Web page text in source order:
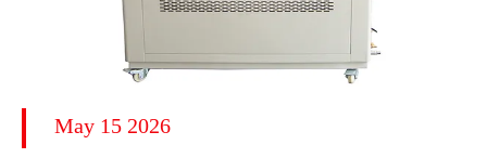
May 15 2026